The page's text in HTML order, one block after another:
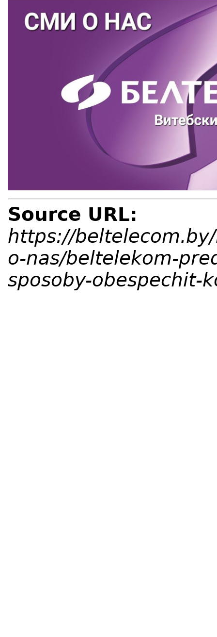
Source URL:
https://
o-nas/beltelekom-
sposoby-obespechit-